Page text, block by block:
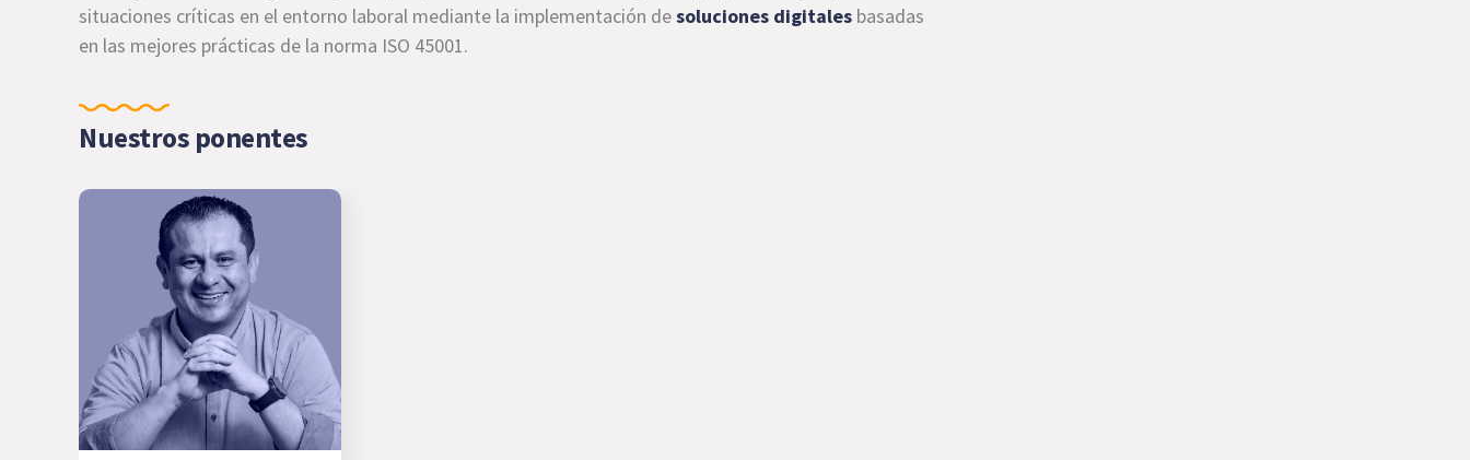
situaciones críticas en el entorno laboral mediante la implementación desoluciones digitales basadas
en las mejores prácticas de la norma ISO 45001.
Nuestros ponentes